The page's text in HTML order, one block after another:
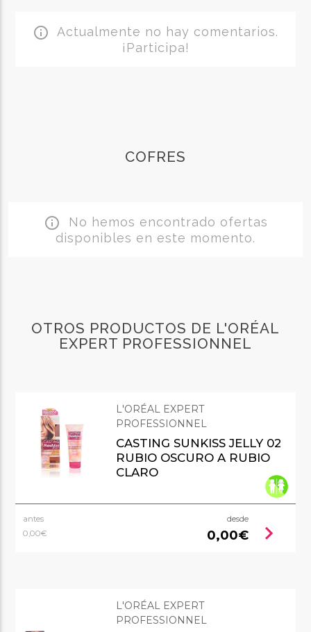
info_outline Actualmente no hay comentarios.
¡Participa!
COFRES
info_outline No hemos encontrado ofertas
disponibles en este momento.
OTROS PRODUCTOS DE L'ORÉAL
EXPERT PROFESSIONNEL
L'ORÉAL EXPERT
PROFESSIONNEL
CASTING SUNKISS JELLY 02
RUBIO OSCURO A RUBIO
CLARO
antes
0,00€
desde
0,00€ chevron_right
L'ORÉAL EXPERT
PROFESSIONNEL